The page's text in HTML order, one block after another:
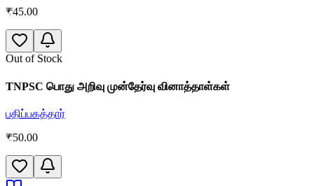
₹45.00
Out of Stock
TNPSC பொது அறிவு முன்தேர்வு வினாத்தாள்கள்
பதிப்பகத்தார்
₹50.00